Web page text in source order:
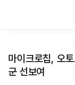
마이크로칩, 오
군 선보여